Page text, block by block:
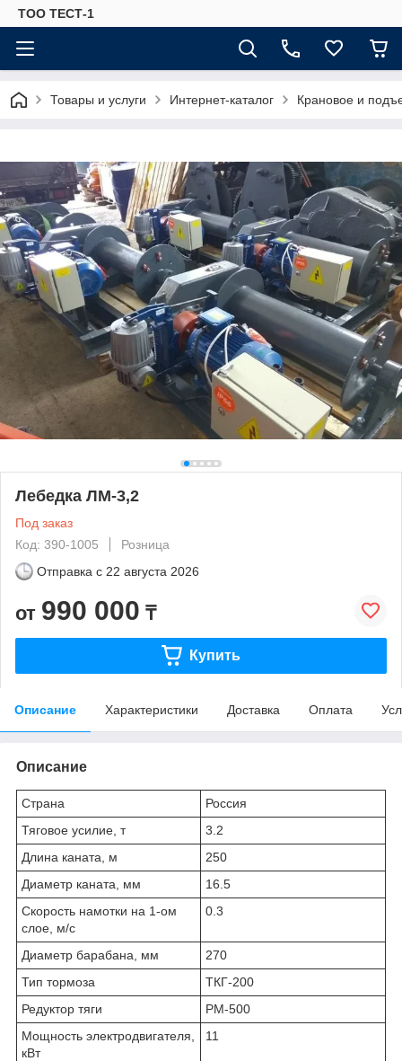
ТОО ТЕСТ-1
Товары и услуги Интернет-каталог Крановое и
Лебедка ЛМ-3,2
Под заказ
Код: 390-1005
Розница
Отправка с 22 августа 2026
от 990 000 ₸
Купить
Описание Характеристики Доставка Оплата
Описание
Страна
Россия
Тяговое усилие, т
3.2
Длина каната, м
250
Диаметр каната, мм
16.5
Скорость намотки на 1-ом
слое, м/с
0.3
Диаметр барабана, мм
270
Тип тормоза
ТКГ-200
Редуктор тяги
РМ-500
Мощность электродвигателя,
кВт
11